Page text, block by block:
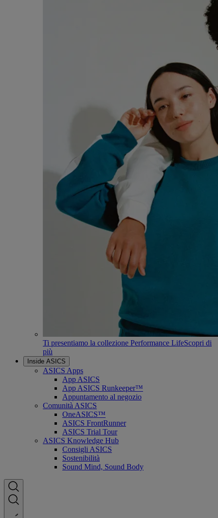
Ti presentiamo la collezione Performance LifeScopri di
più
Inside ASICS
ASICS Apps
App ASICS
App ASICS Runkeeper™
Appuntamento al negozio
Comunità ASICS
OneASICS™
ASICS FrontRunner
ASICS Trial Tour
ASICS Knowledge Hub
Consigli ASICS
Sostenibilità
Sound Mind, Sound Body